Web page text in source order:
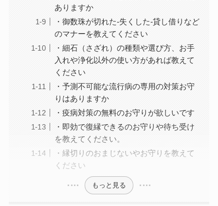
ありますか
・御数珠が切れた-失くした-貸し借りなど
のマナーを教えてください
・細石（さざれ）の種類や選び方、お手
入れや浄化以外の使い方があれば教えて
ください
・予測不可能な流行病の専用の対策お守
りはありますか
・疫病対策の無料のお守りが欲しいです
・即効で復縁できるのお守りや待ち受け
を教えてください。
・縁切りのおまじないやお守りを教えて
ください
もっと見る